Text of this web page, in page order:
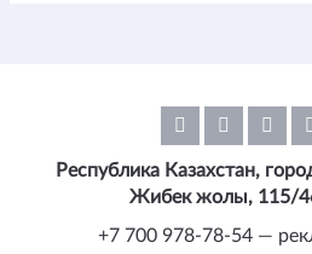
Республика Казахстан,
Жибек жолы, 115/
+7 700 978-78-54 —